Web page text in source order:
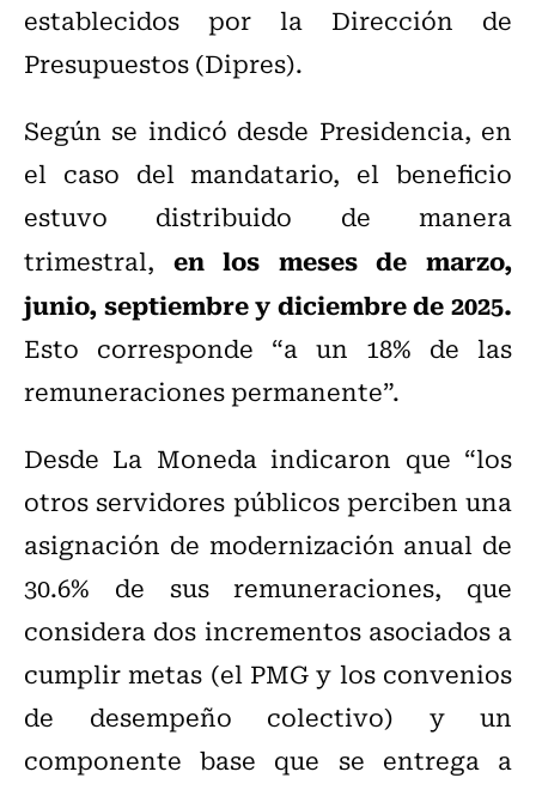
establecidos por la Dirección de
Presupuestos (Dipres).
Según se indicó desde Presidencia, en
el caso del mandatario, el beneficio
estuvo distribuido de manera
trimestral, en los meses de marzo,
junio, septiembre y diciembre de 2025.
Esto corresponde “a un 18% de las
remuneraciones permanente”.
Desde La Moneda indicaron que “los
otros servidores públicos perciben una
asignación de modernización anual de
30.6% de sus remuneraciones, que
considera dos incrementos asociados a
cumplir metas (el PMG y los convenios
de desempeño colectivo) y un
componente base que se entrega a